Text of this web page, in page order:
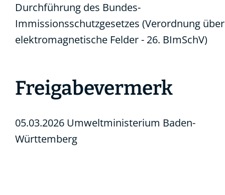
Durchführung des Bundes-
Immissionsschutzgesetzes (Verordnung über
elektromagnetische Felder - 26. BImSchV)
Freigabevermerk
05.03.2026 Umweltministerium Baden-
Württemberg